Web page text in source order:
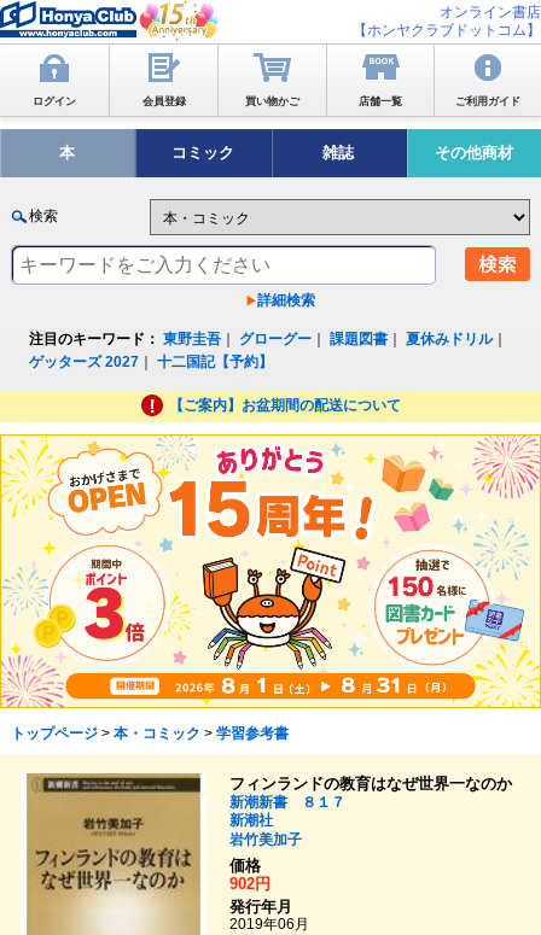
オンライン書店
【ホンヤクラブドットコム】
ログイン 会員登録 買い物かご 店舗一覧 ご利用ガイド
本 コミック 雑誌 その他商材
検索
詳細検索
注目のキーワード： 東野圭吾 グローグー ｜課題図書 ｜夏休みドリル｜
ゲッターズ 2027 ｜十二国記【予約】
【ご案内】お盆期間の配送について
トップページ> 本・コミック > 学習参考書
フィンランドの教育はなぜ世界一なのか
新潮新書 ８１７
新潮社
岩竹美加子
価格
902円
発行年月
2019年06月